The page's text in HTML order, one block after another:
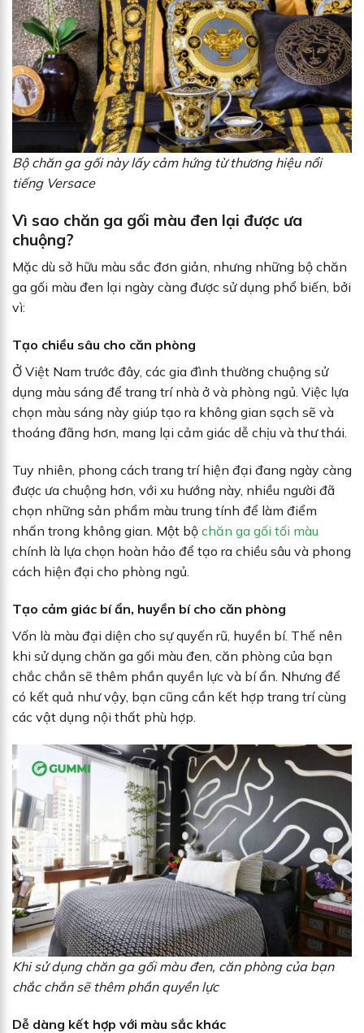
Bộ chăn ga gối này lấy cảm hứng từ thương hiệu nổi
tiếng Versace
Vì sao chăn ga gối màu đen lại được ưa
chuộng?
Mặc dù sở hữu màu sắc đơn giản, nhưng những bộ chăn
ga gối màu đen lại ngày càng được sử dụng phổ biến, bởi
vì:
Tạo chiều sâu cho căn phòng
Ở Việt Nam trước đây, các gia đình thường chuộng sử
dụng màu sáng để trang trí nhà ở và phòng ngủ. Việc lựa
chọn màu sáng này giúp tạo ra không gian sạch sẽ và
thoáng đãng hơn, mang lại cảm giác dễ chịu và thư thái.
Tuy nhiên, phong cách trang trí hiện đại đang ngày càng
được ưa chuộng hơn, với xu hướng này, nhiều người đã
chọn những sản phẩm màu trung tính để làm điểm
nhấn trong không gian. Một bộ chăn ga gối tối màu
chính là lựa chọn hoàn hảo để tạo ra chiều sâu và phong
cách hiện đại cho phòng ngủ.
Tạo cảm giác bí ẩn, huyền bí cho căn phòng
Vốn là màu đại diện cho sự quyến rũ, huyền bí. Thế nên
khi sử dụng chăn ga gối màu đen, căn phòng của bạn
chắc chắn sẽ thêm phần quyền lực và bí ẩn. Nhưng để
có kết quả như vậy, bạn cũng cần kết hợp trang trí cùng
các vật dụng nội thất phù hợp.
Khi sử dụng chăn ga gối màu đen, căn phòng của bạn
chắc chắn sẽ thêm phần quyền lực
Dễ dàng kết hợp với màu sắc khác